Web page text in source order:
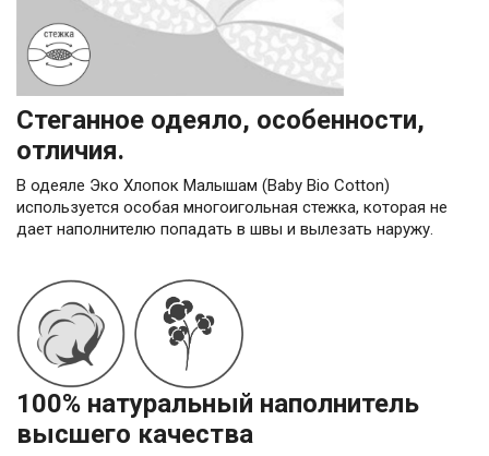
Стеганное одеяло, особенности,
отличия.
В одеяле Эко Хлопок Малышам (Baby Bio Cotton)
используется особая многоигольная стежка, которая не
дает наполнителю попадать в швы и вылезать наружу.
100% натуральный наполнитель
высшего качества